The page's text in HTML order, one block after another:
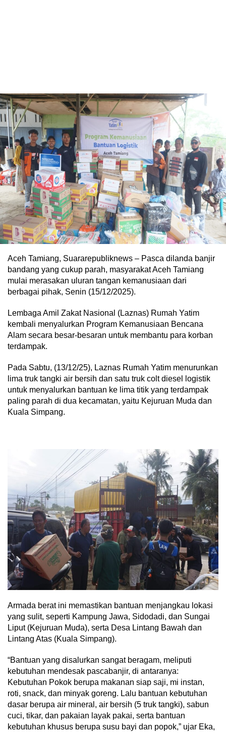
Aceh Tamiang, Suararepubliknews – Pasca dilanda banjir
bandang yang cukup parah, masyarakat Aceh Tamiang
mulai merasakan uluran tangan kemanusiaan dari
berbagai pihak, Senin (15/12/2025).
Lembaga Amil Zakat Nasional (Laznas) Rumah Yatim
kembali menyalurkan Program Kemanusiaan Bencana
Alam secara besar-besaran untuk membantu para korban
terdampak.
Pada Sabtu, (13/12/25), Laznas Rumah Yatim menurunkan
lima truk tangki air bersih dan satu truk colt diesel logistik
untuk menyalurkan bantuan ke lima titik yang terdampak
paling parah di dua kecamatan, yaitu Kejuruan Muda dan
Kuala Simpang.
Armada berat ini memastikan bantuan menjangkau lokasi
yang sulit, seperti Kampung Jawa, Sidodadi, dan Sungai
Liput (Kejuruan Muda), serta Desa Lintang Bawah dan
Lintang Atas (Kuala Simpang).
“Bantuan yang disalurkan sangat beragam, meliputi
kebutuhan mendesak pascabanjir, di antaranya:
Kebutuhan Pokok berupa makanan siap saji, mi instan,
roti, snack, dan minyak goreng. Lalu bantuan kebutuhan
dasar berupa air mineral, air bersih (5 truk tangki), sabun
cuci, tikar, dan pakaian layak pakai, serta bantuan
kebutuhan khusus berupa susu bayi dan popok,” ujar Eka,